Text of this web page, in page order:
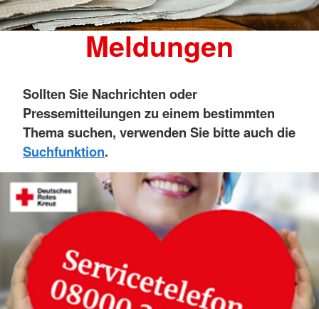
Meldungen
Sollten Sie Nachrichten oder
Pressemitteilungen zu einem bestimmten
Thema suchen, verwenden Sie bitte auch die
Suchfunktion.